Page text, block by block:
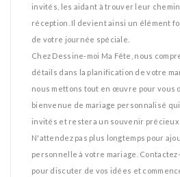
invités, les aidant à trouver leur
réception. Il devient ainsi un élément
de votre journée spéciale.
Chez Dessine-moi Ma Fête, nous
détails dans la planification de votre
nous mettons tout en œuvre pour vous
bienvenue de mariage personnalisé
invités et restera un souvenir précieux
N'attendez pas plus longtemps pour
personnelle à votre mariage.
pour discuter de vos idées et